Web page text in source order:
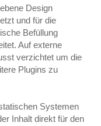
Design
und für die
Befüllung
Auf externe
verzichtet um die
Plugins zu
Systemen
Inhalt direkt für den